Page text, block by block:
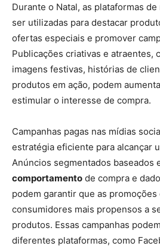
Durante o Natal, as plataformas
ser utilizadas para destacar
ofertas especiais e promover
Publicações criativas e atraentes,
imagens festivas, histórias de
produtos em ação, podem
estimular o interesse de compra.
Campanhas pagas nas mídias
estratégia eficiente para alcançar
Anúncios segmentados baseados
comportamento de compra e
podem garantir que as promoções
consumidores mais propensos a
produtos. Essas campanhas
diferentes plataformas, como